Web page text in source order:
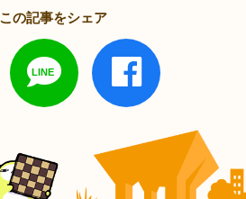
この記事をシェア